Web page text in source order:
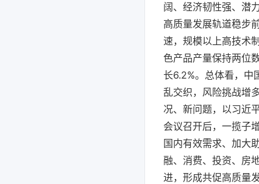
阔、经济韧性强、潜
高质量发展轨道稳步
速，规模以上高技术
色产品产量保持两位
长6.2%。总体看，
乱交织，风险挑战增
况、新问题，以习近
会议召开后，一揽子
国内有效需求、加大
融、消费、投资、房
进，形成共促高质量